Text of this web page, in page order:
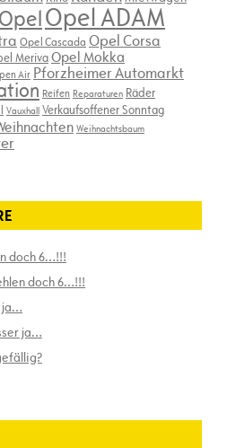
OpelOpel ADAM
Opel Cascada Opel Corsa
MerivaOpel Mokka
Air Pforzheimer Automarkt
Reifen Reparaturen Räder
Vauxhall Verkaufsoffener Sonntag
Weihnachtsbaum
doch 6…!!!
doch 6…!!!
ja…
ja…